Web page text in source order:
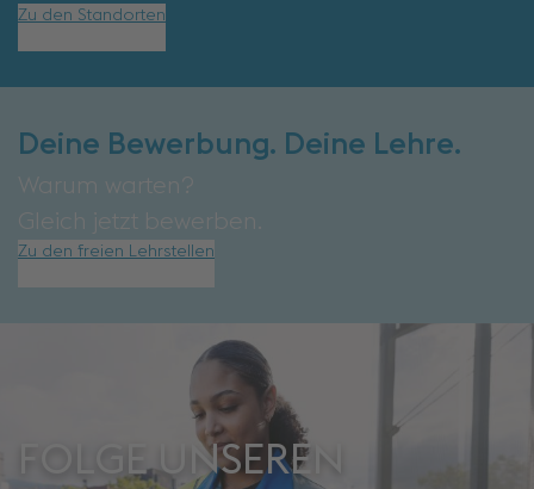
Zu den Standorten
Deine Bewerbung. Deine Lehre.
Warum warten?
Gleich jetzt bewerben.
Zu den freien Lehrstellen
FOLGE UNSEREN